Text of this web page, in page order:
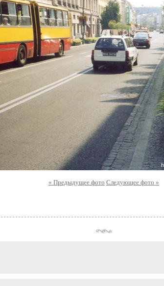
« Предыдущее фото Следующее фото »